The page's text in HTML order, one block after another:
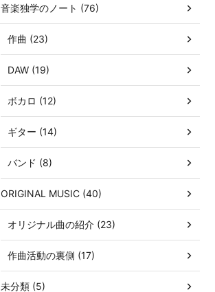
音楽独学のノート (76)
作曲 (23)
DAW (19)
ボカロ (12)
ギター (14)
バンド (8)
ORIGINAL MUSIC (40)
オリジナル曲の紹介 (23)
作曲活動の裏側 (17)
未分類 (5)